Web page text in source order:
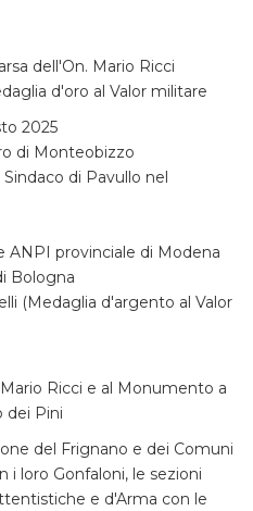
dell'On. Mario Ricci
d'oro al Valor militare
2025
di Monteobizzo
di Pavullo nel
ANPI provinciale di Modena
Bologna
(Medaglia d'argento al Valor
Ricci e al Monumento a
dei Pini
del Frignano e dei Comuni
i loro Gonfaloni, le sezioni
e d'Arma con le